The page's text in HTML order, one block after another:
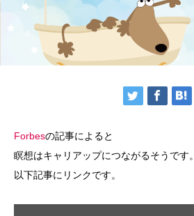
Forbesの記事によると
瞑想はキャリアップにつながるそうです。
以下記事にリンクです。